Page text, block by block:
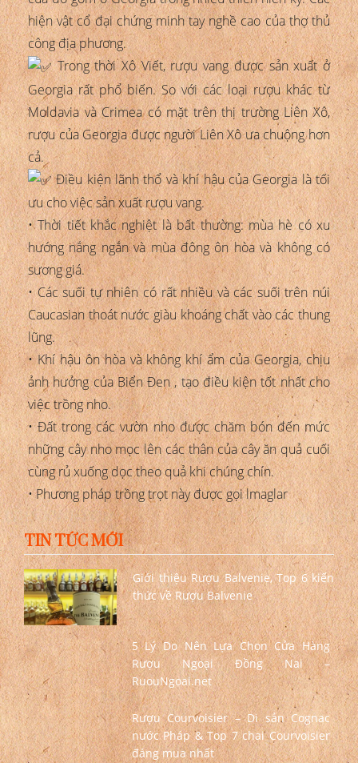
hiện vật cổ đại chứng minh tay nghề cao của thợ thủ
công địa phương.
Trong thời Xô Viết, rượu vang được sản xuất ở
Georgia rất phổ biến. So với các loại rượu khác từ
Moldavia và Crimea có mặt trên thị trường Liên Xô,
rượu của Georgia được người Liên Xô ưa chuộng hơn
cả.
Điều kiện lãnh thổ và khí hậu của Georgia là tối
ưu cho việc sản xuất rượu vang.
• Thời tiết khắc nghiệt là bất thường: mùa hè có xu
hướng nắng ngắn và mùa đông ôn hòa và không có
sương giá.
• Các suối tự nhiên có rất nhiều và các suối trên núi
Caucasian thoát nước giàu khoáng chất vào các thung
lũng.
• Khí hậu ôn hòa và không khí ẩm của Georgia, chịu
ảnh hưởng của Biển Đen , tạo điều kiện tốt nhất cho
việc trồng nho.
• Đất trong các vườn nho được chăm bón đến mức
những cây nho mọc lên các thân của cây ăn quả cuối
cùng rủ xuống dọc theo quả khi chúng chín.
• Phương pháp trồng trọt này được gọi lmaglar
TIN TỨC MỚI
Giới thiệu Rượu Balvenie, Top 6 kiến
thức về Rượu Balvenie
5 Lý Do Nên Lựa Chọn Cửa Hàng
Rượu Ngoại Đồng Nai –
RuouNgoai.net
Rượu Courvoisier – Di sản Cognac
nước Pháp & Top 7 chai Courvoisier
đáng mua nhất